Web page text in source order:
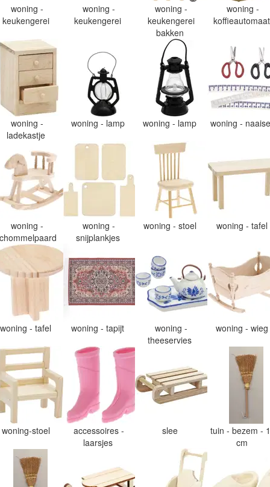
woning -
keukengerei
woning -
keukengerei
woning -
keukengerei
bakken
woning -
woning -
ladekastje
woning - lamp woning - lamp woning -
woning -
woning -
snijplankjes
woning - stoel woning - tafel
woning - tafel woning - tapijt
woning -
theeservies
woning - wieg
woning-stoel
accessoires -
laarsjes
slee
tuin - bezem -
cm